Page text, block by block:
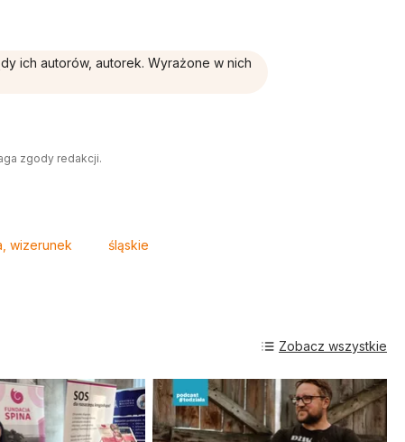
ich autorów, autorek. Wyrażone w nich
zgody redakcji.
wizerunek śląskie
Zobacz wszystkie